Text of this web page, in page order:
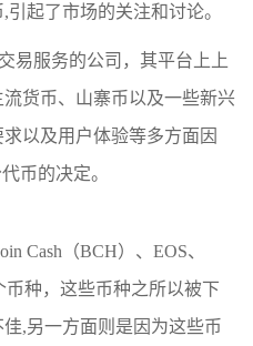
起了市场的关注和讨论。
易服务的公司，其平台上上
货币、山寨币以及一些新兴
以及用户体验等多方面因
币的决定。
Cash（BCH）、EOS、
种，这些币种之所以被下
,另一方面则是因为这些币